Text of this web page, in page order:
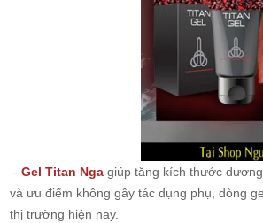
- Gel Titan Nga giúp tăng kích thước
và ưu điểm không gây tác dụng phụ, dòng
thị trường hiện nay.